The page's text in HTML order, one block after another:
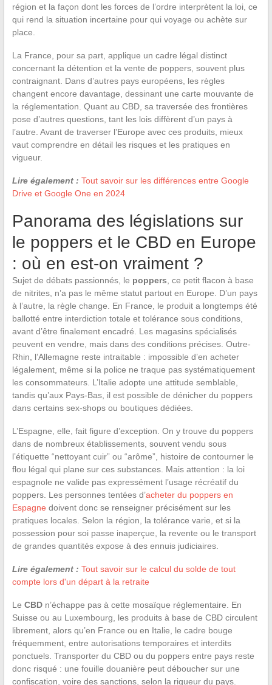
région et la façon dont les forces de l’ordre interprètent la loi, ce
qui rend la situation incertaine pour qui voyage ou achète sur
place.
La France, pour sa part, applique un cadre légal distinct
concernant la détention et la vente de poppers, souvent plus
contraignant. Dans d’autres pays européens, les règles
changent encore davantage, dessinant une carte mouvante de
la réglementation. Quant au CBD, sa traversée des frontières
pose d’autres questions, tant les lois diffèrent d’un pays à
l’autre. Avant de traverser l’Europe avec ces produits, mieux
vaut comprendre en détail les risques et les pratiques en
vigueur.
Lire également : Tout savoir sur les différences entre Google
Drive et Google One en 2024
Panorama des législations sur
le poppers et le CBD en Europe
: où en est-on vraiment ?
Sujet de débats passionnés, le poppers , ce petit flacon à base
de nitrites, n’a pas le même statut partout en Europe. D’un pays
à l’autre, la règle change. En France, le produit a longtemps été
ballotté entre interdiction totale et tolérance sous conditions,
avant d’être finalement encadré. Les magasins spécialisés
peuvent en vendre, mais dans des conditions précises. Outre-
Rhin, l’Allemagne reste intraitable : impossible d’en acheter
légalement, même si la police ne traque pas systématiquement
les consommateurs. L’Italie adopte une attitude semblable,
tandis qu’aux Pays-Bas, il est possible de dénicher du poppers
dans certains sex-shops ou boutiques dédiées.
L’Espagne, elle, fait figure d’exception. On y trouve du poppers
dans de nombreux établissements, souvent vendu sous
l’étiquette “nettoyant cuir” ou “arôme”, histoire de contourner le
flou légal qui plane sur ces substances. Mais attention : la loi
espagnole ne valide pas expressément l’usage récréatif du
poppers. Les personnes tentées d’acheter du poppers en
Espagne doivent donc se renseigner précisément sur les
pratiques locales. Selon la région, la tolérance varie, et si la
possession pour soi passe inaperçue, la revente ou le transport
de grandes quantités expose à des ennuis judiciaires.
Lire également : Tout savoir sur le calcul du solde de tout
compte lors d'un départ à la retraite
Le CBDn’échappe pas à cette mosaïque réglementaire. En
Suisse ou au Luxembourg, les produits à base de CBD circulent
librement, alors qu’en France ou en Italie, le cadre bouge
fréquemment, entre autorisations temporaires et interdits
ponctuels. Transporter du CBD ou du poppers entre pays reste
donc risqué : une fouille douanière peut déboucher sur une
confiscation, voire des sanctions, selon la rigueur du pays.